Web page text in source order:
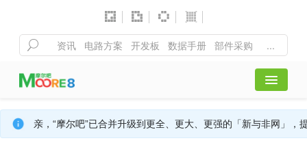
首页
亲，“摩尔吧”已合并升级到更全、更大、更强的「新与非网」，